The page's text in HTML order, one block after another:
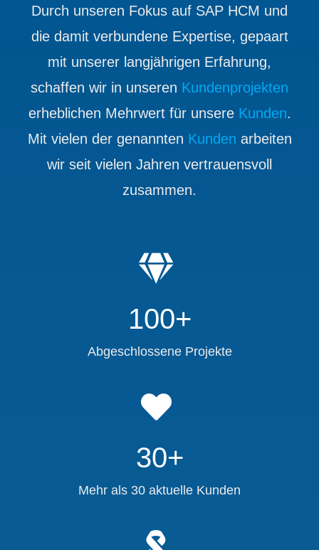
Durch unseren Fokus auf SAP HCM und
die damit verbundene Expertise, gepaart
mit unserer langjährigen Erfahrung,
schaffen wir in unseren Kundenprojekten
erheblichen Mehrwert für unsere Kunden.
Mit vielen der genannten Kunden arbeiten
wir seit vielen Jahren vertrauensvoll
zusammen.
100+
Abgeschlossene Projekte
30+
Mehr als 30 aktuelle Kunden